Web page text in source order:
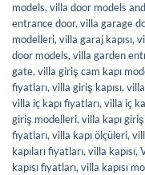
models,villa door models
entrance door,villa garage
modelleri,villa garaj kapısı,
door models,villa garden
gate,villa giriş cam kapı
fiyatları,villa giriş kapısı,
villa iç kapı fiyatları,villa iç
giriş modelleri,villa kapı
fiyatları,villa kapı ölçüleri,
kapıları fiyatları,villa kapısı,
kapısı fiyatları,villa kapısı